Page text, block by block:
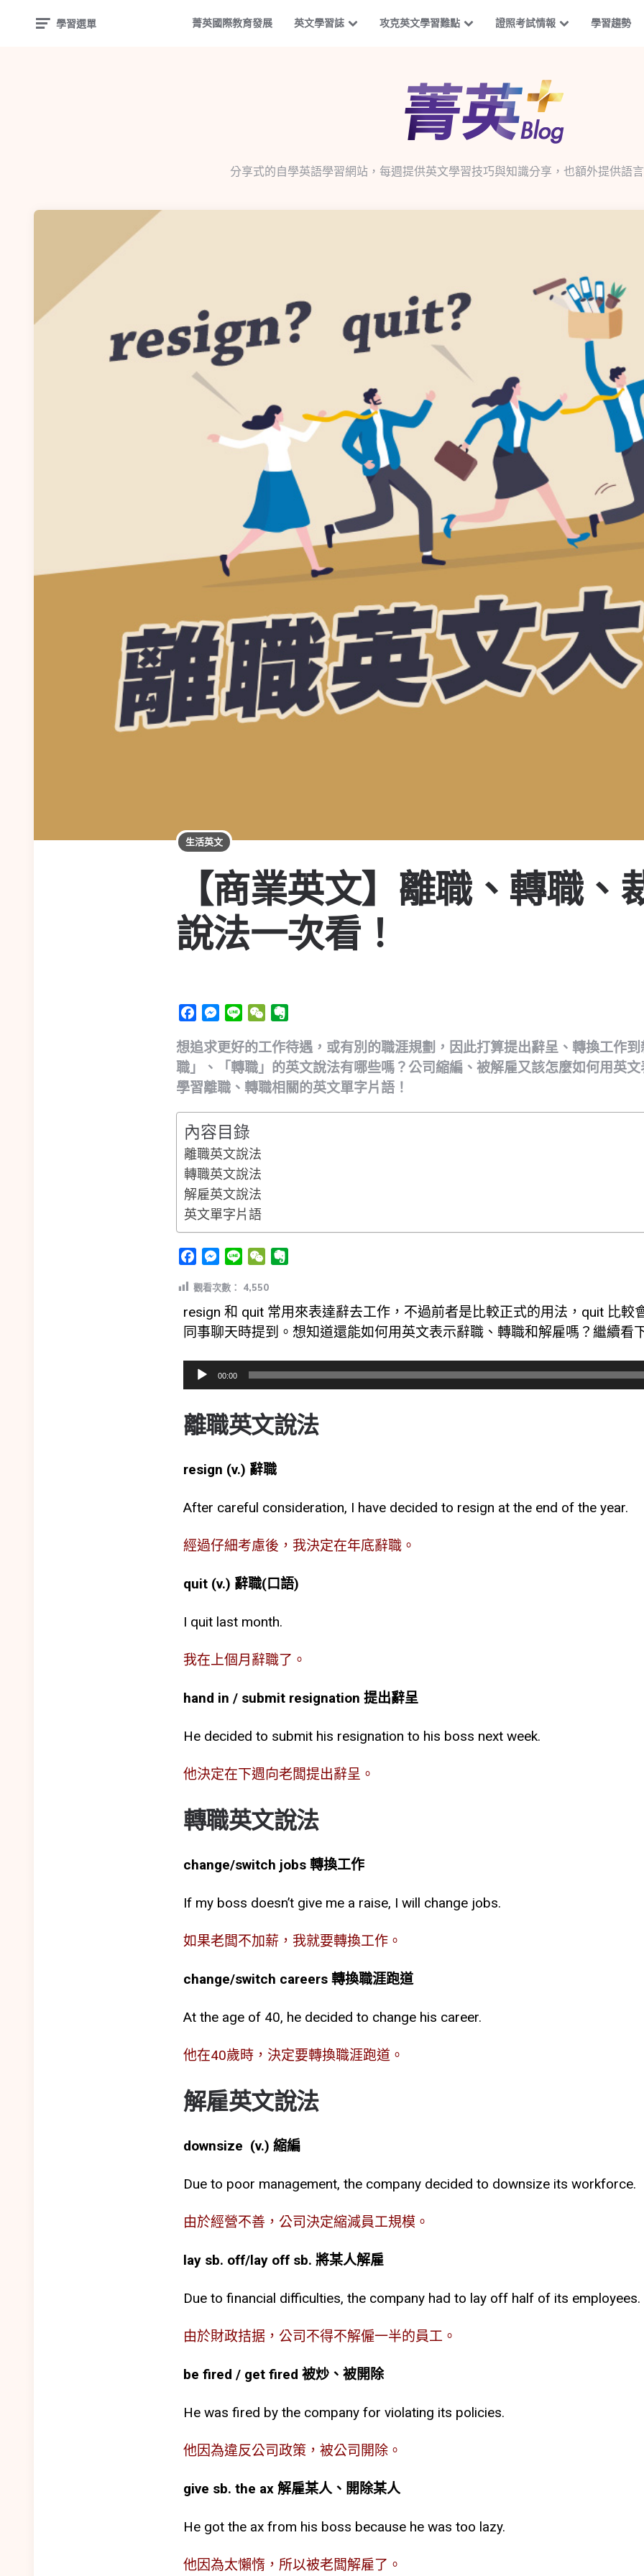
學習選單 菁英國際教育發展 英文學習誌 攻克英文學習難點 證照考試情報 學習趨勢
分享式的自學英語學習網站，每週提供英文學習技巧與知識分享，也額外提供語
生活英文
【商業英文】離職、轉職、
說法一次看！
FacebookMessenger
Line WeChat
想追求更好的工作待遇，或有別的職涯規劃，因此打算提出辭呈、轉換工作
職」、「轉職」的英文說法有哪些嗎？公司縮編、被解雇又該怎麼如何用英
學習離職、轉職相關的英文單字片語！
內容目錄
離職英文說法
轉職英文說法
解雇英文說法
英文單字片語
FacebookMessenger
Line WeChat
觀看次數： 4,550
resign 和 quit 常用來表達辭去工作，不過前者是比較正式的用法，quit 比較
同事聊天時提到。想知道還能如何用英文表示辭職、 轉職和解雇嗎？ 繼續看
訊
播
放
00:00
離職英文說法
resign (v.) 辭職
After careful consideration, I have decided to resign at the end of the year.
經過仔細考慮後，我決定在年底辭職。
quit (v.) 辭職(口語)
I quit last month.
我在上個月辭職了。
hand in / submit resignation 提出辭呈
He decided to submit his resignation to his boss next week.
他決定在下週向老闆提出辭呈。
轉職英文說法
change/switch jobs 轉換工作
If my boss doesn’t give me a raise, I will change jobs.
如果老闆不加薪，我就要轉換工作。
change/switch careers 轉換職涯跑道
At the age of 40, he decided to change his career.
他在40歲時，決定要轉換職涯跑道。
解雇英文說法
downsize (v.) 縮編
Due to poor management, the company decided to downsize its workforce.
由於經營不善，公司決定縮減員工規模。
lay sb. off/lay off sb. 將某人解雇
Due to financial difficulties, the company had to lay off half of its employees.
由於財政拮据，公司不得不解僱一半的員工。
be fired / get fired 被炒、被開除
He was fired by the company for violating its policies.
他因為違反公司政策，被公司開除。
give sb. the ax 解雇某人、開除某人
He got the ax from his boss because he was too lazy.
他因為太懶惰，所以被老闆解雇了。